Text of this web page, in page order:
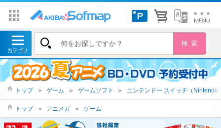
トップ ＞ ゲーム ＞ ゲームソフト ＞ ニンテンドー スイッチ（Nintendo
トップ ＞ アニメガ ＞ ゲーム